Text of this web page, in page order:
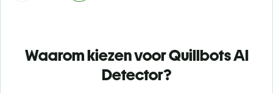
Waarom kiezen voor Quillbots AI
Detector?